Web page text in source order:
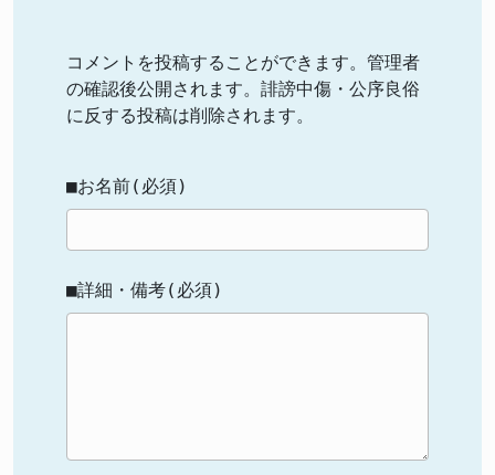
コメントを投稿することができます。管理者
の確認後公開されます。誹謗中傷・公序良俗
に反する投稿は削除されます。
■お名前(必須)
■詳細・備考(必須)